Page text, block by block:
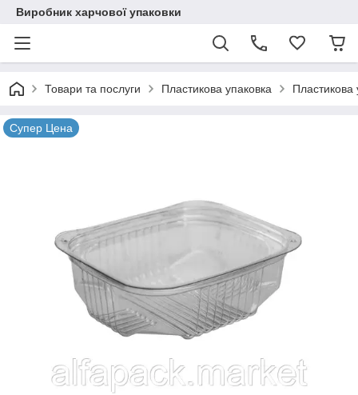
Виробник харчової упаковки
Товари та послуги Пластикова упаковка Пластикова
Супер Цена